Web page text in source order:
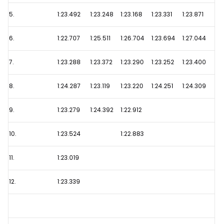
Mexico
5. 1:23.492 1:23.248 1:23.168 1:23.331 1:23.871
6. 1:22.707 1:25.511 1:26.704 1:23.694 1:27.044
7. 1:23.288 1:23.372 1:23.290 1:23.252 1:23.400
8. 1:24.287 1:23.119 1:23.220 1:24.251 1:24.309
9. 1:23.279 1:24.392 1:22.912
10. 1:23.524 1:22.883
11. 1:23.019
12. 1:23.339